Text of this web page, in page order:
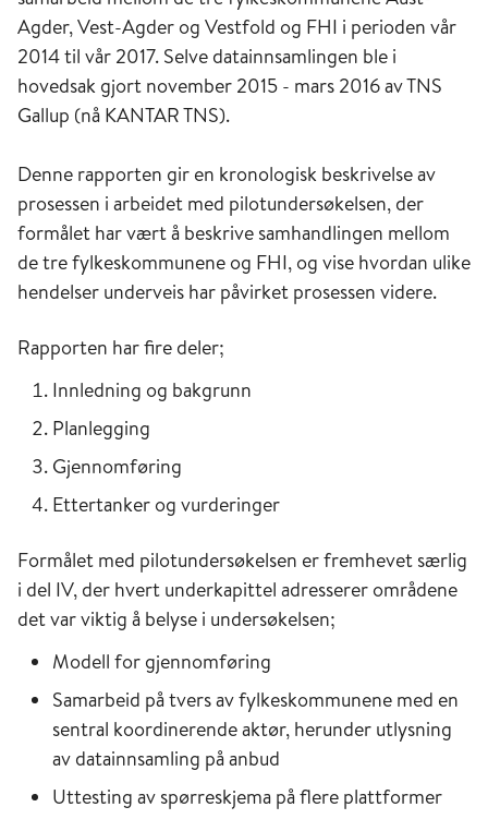
Agder, Vest-Agder og Vestfold og FHI i perioden vår
2014 til vår 2017. Selve datainnsamlingen ble i
hovedsak gjort november 2015 - mars 2016 av TNS
Gallup (nå KANTAR TNS).
Denne rapporten gir en kronologisk beskrivelse av
prosessen i arbeidet med pilotundersøkelsen, der
formålet har vært å beskrive samhandlingen mellom
de tre fylkeskommunene og FHI, og vise hvordan ulike
hendelser underveis har påvirket prosessen videre.
Rapporten har fire deler;
Innledning og bakgrunn
Planlegging
Gjennomføring
Ettertanker og vurderinger
Formålet med pilotundersøkelsen er fremhevet særlig
i del IV, der hvert underkapittel adresserer områdene
det var viktig å belyse i undersøkelsen;
Modell for gjennomføring
Samarbeid på tvers av fylkeskommunene med en
sentral koordinerende aktør, herunder utlysning
av datainnsamling på anbud
Uttesting av spørreskjema på flere plattformer